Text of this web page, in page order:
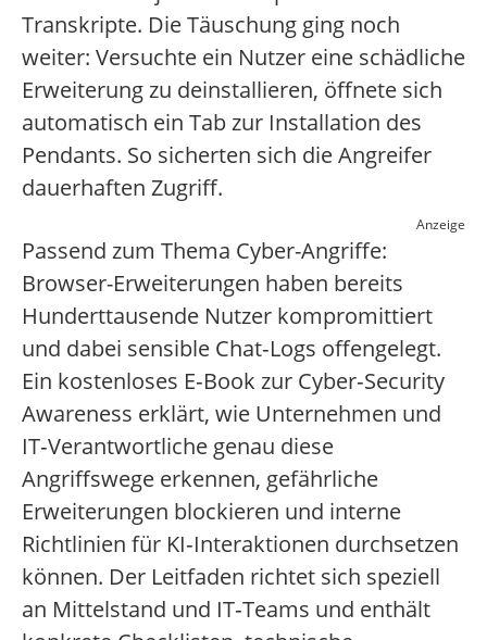
Transkripte. Die Täuschung ging noch
weiter: Versuchte ein Nutzer eine schädliche
Erweiterung zu deinstallieren, öffnete sich
automatisch ein Tab zur Installation des
Pendants. So sicherten sich die Angreifer
dauerhaften Zugriff.
Anzeige
Passend zum Thema Cyber-Angriffe:
Browser-Erweiterungen haben bereits
Hunderttausende Nutzer kompromittiert
und dabei sensible Chat‑Logs offengelegt.
Ein kostenloses E‑Book zur Cyber‑Security
Awareness erklärt, wie Unternehmen und
IT‑Verantwortliche genau diese
Angriffswege erkennen, gefährliche
Erweiterungen blockieren und interne
Richtlinien für KI‑Interaktionen durchsetzen
können. Der Leitfaden richtet sich speziell
an Mittelstand und IT‑Teams und enthält